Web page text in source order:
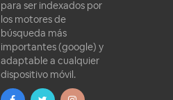
para ser indexados por
los motores de
búsqueda más
importantes (google) y
adaptable a cualquier
dispositivo móvil.